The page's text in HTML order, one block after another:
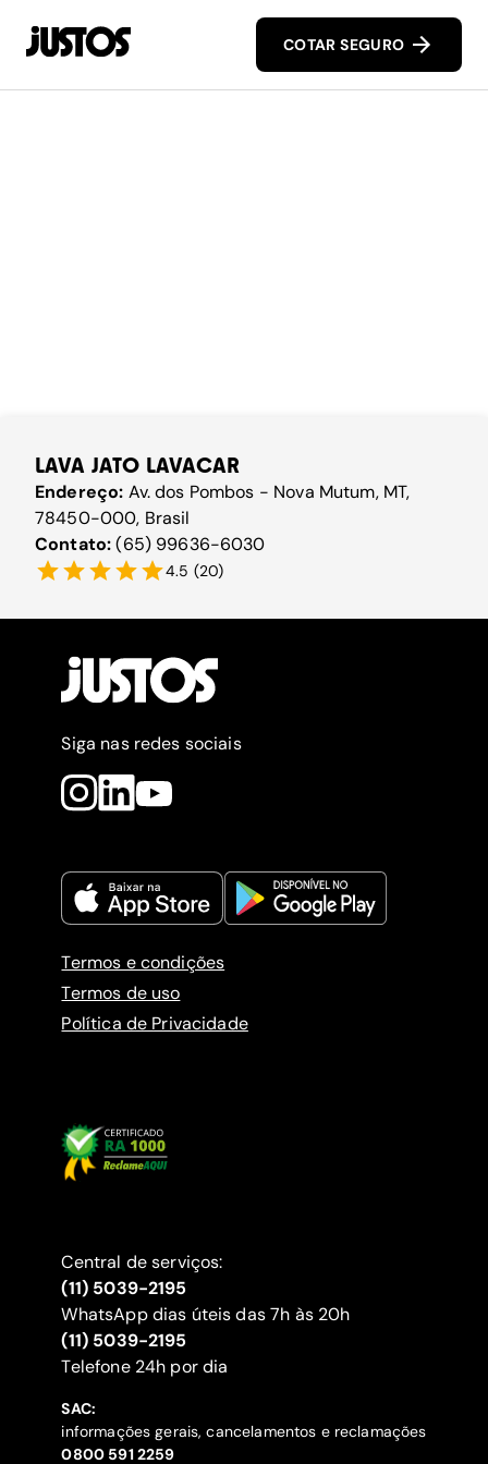
COTAR SEGURO
LAVA JATO LAVACAR
Endereço: Av. dos Pombos - Nova Mutum, MT,
78450-000, Brasil
Contato:(65) 99636-6030
4.5 (20)
Siga nas redes sociais
Termos e condições
Termos de uso
Política de Privacidade
Central de serviços:
(11) 5039-2195
WhatsApp dias úteis das 7h às 20h
(11) 5039-2195
‍Telefone 24h por dia
SAC:
informações gerais, cancelamentos e reclamações
‍0800 591 2259